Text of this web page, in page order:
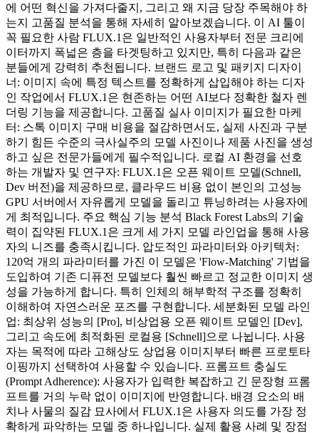
에 어떤 혁신을 가져다줄지, 그리고 왜 지금 당장 주목해야 하
는지 고품질 분석을 통해 자세히 알아보겠습니다. 이 AI 툴이
꼭 필요한 사람 FLUX.1은 일반적인 사용자부터 전문 크리에
이터까지 폭넓은 층을 타겟팅하고 있지만, 특히 다음과 같은
분들에게 강력히 추천됩니다. 브랜드 로고 및 패키지 디자이
너: 이미지 속에 특정 텍스트를 정확하게 삽입해야 하는 디자
인 작업에서 FLUX.1은 현존하는 어떤 AI보다 정확한 철자 렌
더링 기능을 제공합니다. 고품질 실사 이미지가 필요한 마케
터: 스톡 이미지 구매 비용을 절감하면서도, 실제 사진과 구분
하기 힘든 수준의 극사실주의 모델 사진이나 제품 사진을 생성
하고 싶은 전문가들에게 필수적입니다. 로컬 AI 환경을 선호
하는 개발자 및 연구자: FLUX.1은 오픈 웨이트 모델(Schnell,
Dev 버전)을 제공하므로, 클라우드 비용 없이 본인의 고성능
GPU 서버에서 자유롭게 모델을 돌리고 튜닝하려는 사용자에
게 최적입니다. 주요 핵심 기능 분석 Black Forest Labs의 기술
력이 집약된 FLUX.1은 크게 세 가지 모델 라인업을 통해 사용
자의 니즈를 충족시킵니다. 압도적인 파라미터와 아키텍처:
120억 개의 파라미터를 가진 이 모델은 'Flow-Matching' 기법을
도입하여 기존 디퓨전 모델보다 훨씬 빠르고 정교한 이미지 생
성을 가능하게 합니다. 특히 인체의 해부학적 구조를 정확히
이해하여 자연스러운 포즈를 구현합니다. 세분화된 모델 라인
업: 최상위 성능의 [Pro], 비상업용 오픈 웨이트 모델인 [Dev],
그리고 속도에 최적화된 로컬용 [Schnell]으로 나뉩니다. 사용
자는 목적에 따라 고해상도 상업용 이미지부터 빠른 프로토타
이핑까지 선택하여 사용할 수 있습니다. 프롬프트 충실도
(Prompt Adherence): 사용자가 입력한 복잡하고 긴 문장형 프롬
프트를 거의 누락 없이 이미지에 반영합니다. 배경 요소의 배
치나 사물의 질감 묘사에서 FLUX.1은 사용자 의도를 가장 정
확하게 파악하는 모델 중 하나입니다. 실제 활용 사례 및 장점